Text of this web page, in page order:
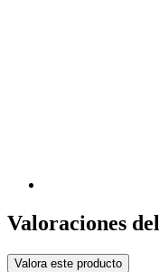
Valoraciones
Valora este producto